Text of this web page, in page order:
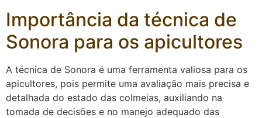
Importância da técnica de
Sonora para os apicultores
A técnica de Sonora é uma ferramenta valiosa para os
apicultores, pois permite uma avaliação mais precisa e
detalhada do estado das colmeias, auxiliando na
tomada de decisões e no manejo adequado das